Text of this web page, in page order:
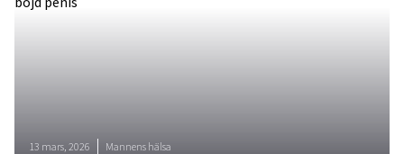
13 mars, 2026 Mannens hälsa